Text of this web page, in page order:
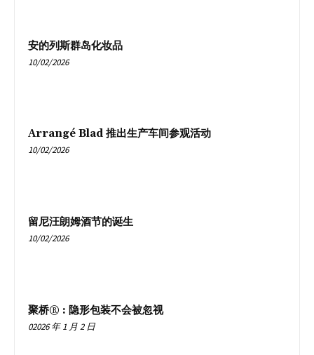
安的列斯群岛化妆品
10/02/2026
Arrangé Blad 推出生产车间参观活动
10/02/2026
留尼汪朗姆酒节的诞生
10/02/2026
聚桥® : 隐形包装不会被忽视
02026 年 1 月 2 日